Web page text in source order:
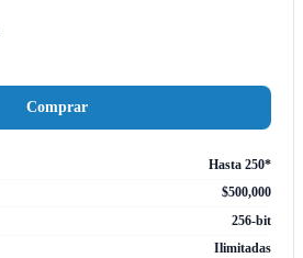
Comprar
Hasta 250*
$500,000
256-bit
Ilimitadas